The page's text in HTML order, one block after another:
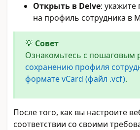
Открыть в Delve:
на профиль сотрудника в
💡 Совет
Ознакомьтесь с пошаговым
сохранению профиля
формате vCard (файл .vcf).
После того, как вы настроите
соответствии со своими